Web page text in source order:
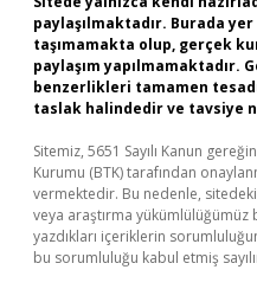
paylaşılmaktadır. Burada
taşımamakta olup, gerçek
paylaşım yapılmamaktadır.
benzerlikleri tamamen
taslak halindedir ve tavsiye
Sitemiz, 5651 Sayılı Kanun
Kurumu (BTK) tarafından
vermektedir. Bu nedenle,
veya araştırma
yazdıkları içeriklerin
bu sorumluluğu kabul etmiş